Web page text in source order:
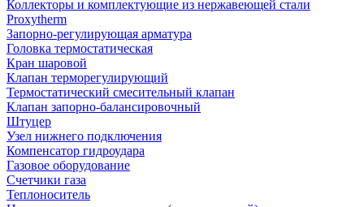
Коллекторы и комплектующие из нержавеющей стали
Proxytherm
Запорно-регулирующая арматура
Головка термостатическая
Кран шаровой
Клапан терморегулирующий
Термостатический смесительный клапан
Клапан запорно-балансировочный
Штуцер
Узел нижнего подключения
Компенсатор гидроудара
Газовое оборудование
Счетчики газа
Теплоноситель